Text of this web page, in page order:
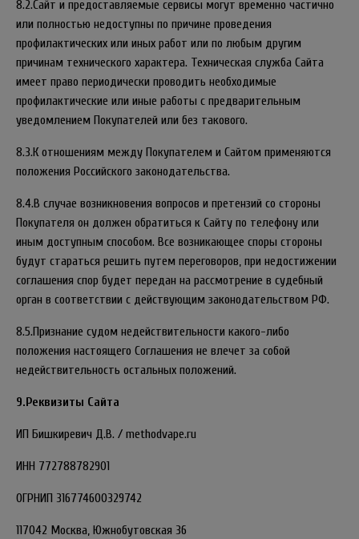
8.2.Сайт и предоставляемые сервисы могут временно частично
или полностью недоступны по причине проведения
профилактических или иных работ или по любым другим
причинам технического характера. Техническая служба Сайта
имеет право периодически проводить необходимые
профилактические или иные работы с предварительным
уведомлением Покупателей или без такового.
8.3.К отношениям между Покупателем и Сайтом применяются
положения Российского законодательства.
8.4.В случае возникновения вопросов и претензий со стороны
Покупателя он должен обратиться к Сайту по телефону или
иным доступным способом. Все возникающее споры стороны
будут стараться решить путем переговоров, при недостижении
соглашения спор будет передан на рассмотрение в судебный
орган в соответствии с действующим законодательством РФ.
8.5.Признание судом недействительности какого-либо
положения настоящего Соглашения не влечет за собой
недействительность остальных положений.
9.Реквизиты Сайта
ИП Бишкиревич Д.В. / methodvape.ru
ИНН 772788782901
ОГРНИП 316774600329742
117042 Москва, Южнобутовская 36